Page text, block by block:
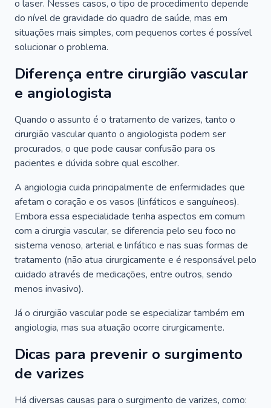
o laser. Nesses casos, o tipo de procedimento depende
do nível de gravidade do quadro de saúde, mas em
situações mais simples, com pequenos cortes é possível
solucionar o problema.
Diferença entre cirurgião vascular
e angiologista
Quando o assunto é o tratamento de varizes, tanto o
cirurgião vascular quanto o angiologista podem ser
procurados, o que pode causar confusão para os
pacientes e dúvida sobre qual escolher.
A angiologia cuida principalmente de enfermidades que
afetam o coração e os vasos (linfáticos e sanguíneos).
Embora essa especialidade tenha aspectos em comum
com a cirurgia vascular, se diferencia pelo seu foco no
sistema venoso, arterial e linfático e nas suas formas de
tratamento (não atua cirurgicamente e é responsável pelo
cuidado através de medicações, entre outros, sendo
menos invasivo).
Já o cirurgião vascular pode se especializar também em
angiologia, mas sua atuação ocorre cirurgicamente.
Dicas para prevenir o surgimento
de varizes
Há diversas causas para o surgimento de varizes, como: